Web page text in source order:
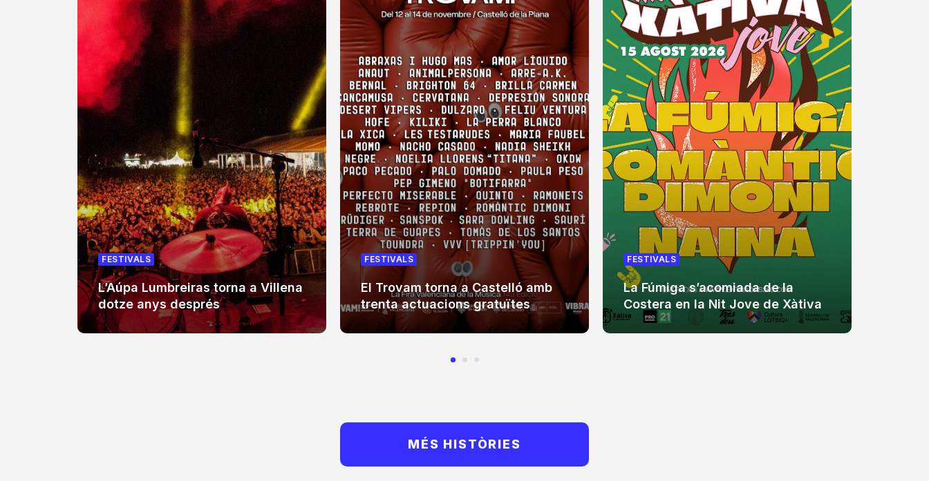
FESTIVALS
L’Aúpa Lumbreiras torna a Villena
dotze anys després
FESTIVALS
El Trovam torna a Castelló amb
trenta actuacions gratuïtes
FESTIVALS
La Fúmiga s’acomiada de la
Costera en la Nit Jove de Xàtiva
MÉS HISTÒRIES